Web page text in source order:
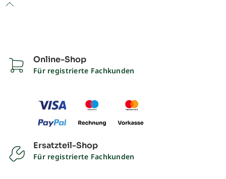
to top
Online-Shop
Für registrierte Fachkunden
Ersatzteil-Shop
Für registrierte Fachkunden